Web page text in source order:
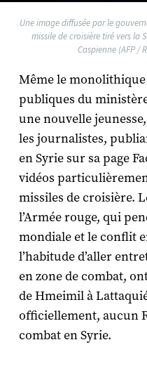
Une image diffusée par le
missile de croisière tiré vers la
Caspienne (AFP /
Même le
publiques du
une nouvelle
les journalistes,
en Syrie sur sa page
vidéos
missiles de croisière.
l’Armée rouge, qui
mondiale et le conflit
l’habitude d’aller
en zone de combat,
de Hmeimil à
officiellement, aucun
combat en Syrie.